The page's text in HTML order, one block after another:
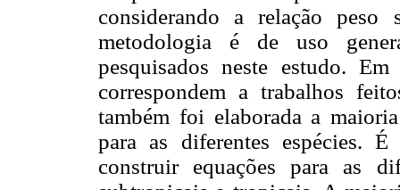
considerando a relação
peso
metodologia é de uso
pesquisados neste estudo.
correspondem a trabalhos
também foi elaborada a
para as diferentes espécies.
construir equações para as